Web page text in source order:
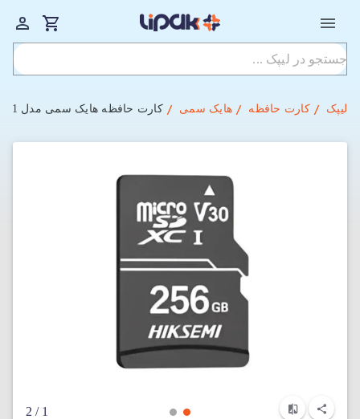
لیپک کارت حافظه هایک سمی کارت حافظه هایک سمی مدل HIKSEMI HS-TF-D1 با ظرفیت 256 گیگابایت
1
/ 2